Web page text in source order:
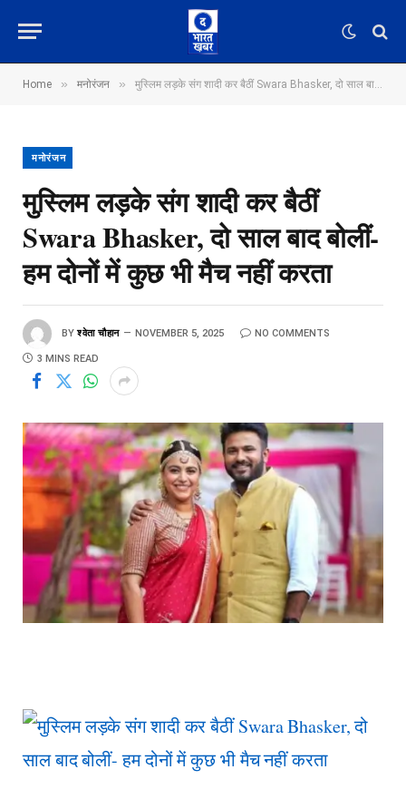
Home » मनोरंजन » मुस्लिम लड़के संग शादी कर बैठीं Swara Bhasker, दो साल बाद बोलीं- हम दोनों में कुछ भी मैच नहीं करता
मनोरंजन
मुस्लिम लड़के संग शादी कर बैठीं
Swara Bhasker, दो साल बाद बोलीं-
हम दोनों में कुछ भी मैच नहीं करता
BY श्वेता चौहान NOVEMBER 5, 2025 NO COMMENTS
3 MINS READ